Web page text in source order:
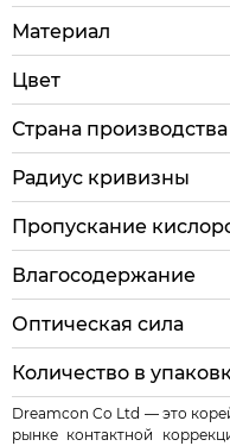
Материал
Цвет
Страна производства
Радиус кривизны
Пропускание
Влагосодержание
Оптическая сила
Количество в
Dreamcon Co Ltd — это
рынке контактной